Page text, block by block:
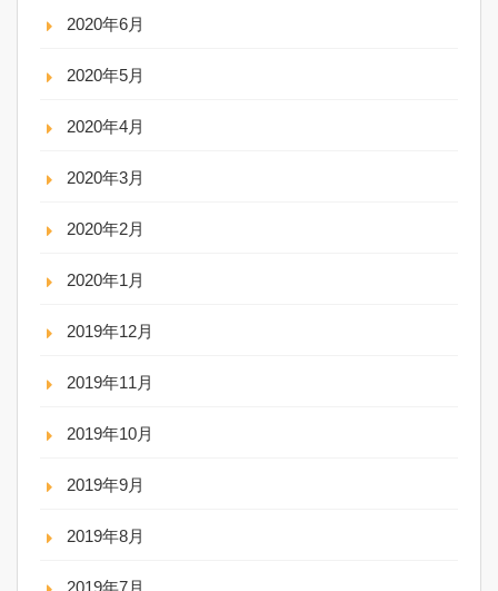
2020年6月
2020年5月
2020年4月
2020年3月
2020年2月
2020年1月
2019年12月
2019年11月
2019年10月
2019年9月
2019年8月
2019年7月